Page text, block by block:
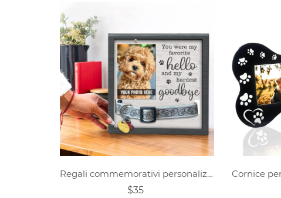
Regali commemorativi personalizzati per cani e gatti per la perdita del cane
$35